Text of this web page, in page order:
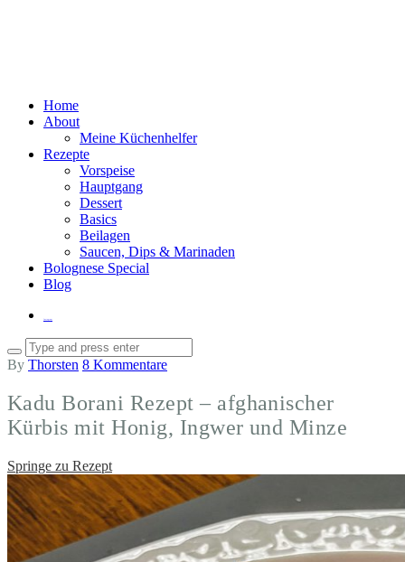
Home
About
Meine Küchenhelfer
Rezepte
Vorspeise
Hauptgang
Dessert
Basics
Beilagen
Saucen, Dips & Marinaden
Bolognese Special
Blog
By Thorsten 8 Kommentare
Kadu Borani Rezept – afghanischer
Kürbis mit Honig, Ingwer und Minze
Springe zu Rezept